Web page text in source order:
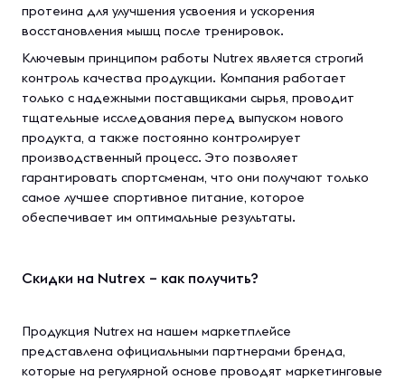
протеина для улучшения усвоения и ускорения
восстановления мышц после тренировок.
Ключевым принципом работы Nutrex является строгий
контроль качества продукции. Компания работает
только с надежными поставщиками сырья, проводит
тщательные исследования перед выпуском нового
продукта, а также постоянно контролирует
производственный процесс. Это позволяет
гарантировать спортсменам, что они получают только
самое лучшее спортивное питание, которое
обеспечивает им оптимальные результаты.
Скидки на Nutrex – как получить?
Продукция Nutrex на нашем маркетплейсе
представлена официальными партнерами бренда,
которые на регулярной основе проводят маркетинговые